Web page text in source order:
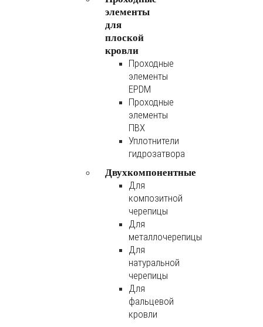
элементы
для
плоской
кровли
Проходные
элементы
EPDM
Проходные
элементы
ПВХ
Уплотнители
гидрозатвора
Двухкомпонентные
Для
композитной
черепицы
Для
металлочерепицы
Для
натуральной
черепицы
Для
фальцевой
кровли